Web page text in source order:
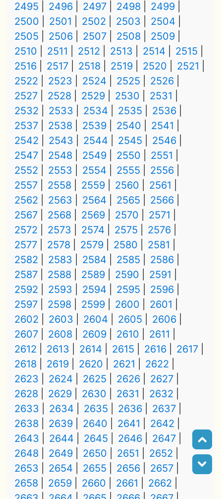
2495
2496 2497 2498
2499
2500
2501 2502 2503
2504
2505
2506 2507 2508
2509
2510
2511 2512 2513 2514
2515
2516
2517 2518 2519 2520
2521
2522
2523 2524 2525
2526
2527
2528 2529 2530
2531
2532
2533 2534 2535
2536
2537
2538 2539 2540
2541
2542
2543 2544 2545
2546
2547
2548 2549 2550
2551
2552
2553 2554 2555
2556
2557
2558 2559 2560
2561
2562
2563 2564 2565
2566
2567
2568 2569 2570
2571
2572
2573 2574 2575
2576
2577
2578 2579 2580
2581
2582
2583 2584 2585
2586
2587
2588 2589 2590
2591
2592
2593 2594 2595
2596
2597
2598 2599 2600
2601
2602
2603 2604 2605
2606
2607
2608 2609 2610
2611
2612
2613 2614 2615 2616
2617
2618
2619 2620 2621
2622
2623
2624 2625 2626
2627
2628
2629 2630 2631
2632
2633
2634 2635 2636
2637
2638
2639 2640 2641
2642
2643
2644 2645 2646
2647
2648
2649 2650 2651
2652
2653
2654 2655 2656
2657
2658
2659 2660 2661
2662